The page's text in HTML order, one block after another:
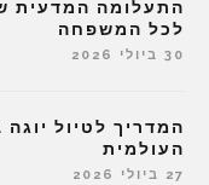
התעלומה המדעית
לכל המשפחה
30 ביולי 2026
המדריך לטיול
העולמית
27 ביולי 2026